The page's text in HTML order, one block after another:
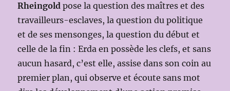
Rheingold pose la question des maîtres et des
travailleurs-esclaves, la question du politique
et de ses mensonges, la question du début et
celle de la fin : Erda en possède les clefs, et sans
aucun hasard, c’est elle, assise dans son coin au
premier plan, qui observe et écoute sans mot